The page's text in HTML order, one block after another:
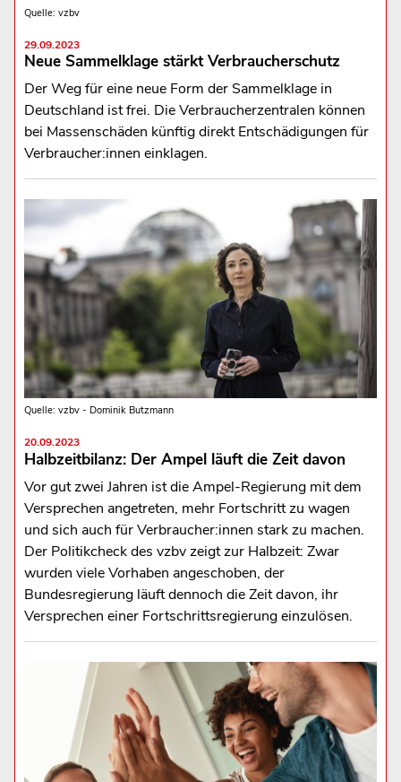
Quelle: vzbv
29.09.2023
Neue Sammelklage stärkt Verbraucherschutz
Der Weg für eine neue Form der Sammelklage in
Deutschland ist frei. Die Verbraucherzentralen können
bei Massenschäden künftig direkt Entschädigungen für
Verbraucher:innen einklagen.
Quelle: vzbv - Dominik Butzmann
20.09.2023
Halbzeitbilanz: Der Ampel läuft die Zeit davon
Vor gut zwei Jahren ist die Ampel-Regierung mit dem
Versprechen angetreten, mehr Fortschritt zu wagen
und sich auch für Verbraucher:innen stark zu machen.
Der Politikcheck des vzbv zeigt zur Halbzeit: Zwar
wurden viele Vorhaben angeschoben, der
Bundesregierung läuft dennoch die Zeit davon, ihr
Versprechen einer Fortschrittsregierung einzulösen.